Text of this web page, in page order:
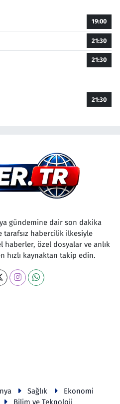
19:00
21:30
21:30
21:30
gündemine dair son dakika
habercilik ilkesiyle
haberler, özel dosyalar ve anlık
hızlı kaynaktan takip edin.
Sağlık
Ekonomi
Bilim ve Teknoloji